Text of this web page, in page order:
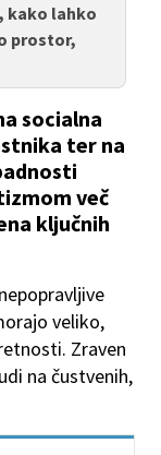
kako lahko
prostor,
socialna
ter na
več
ključnih
veliko,
Zraven
na čustvenih,